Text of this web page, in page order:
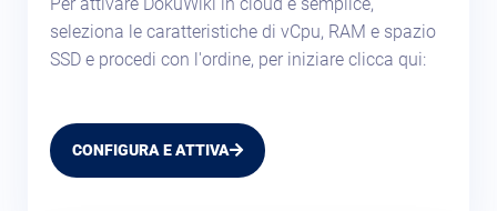
seleziona le caratteristiche di vCpu, RAM e spazio
SSD e procedi con l'ordine, per iniziare clicca qui:
CONFIGURA E ATTIVA